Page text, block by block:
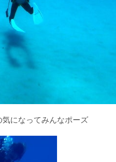
になってみんなポーズ